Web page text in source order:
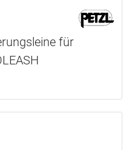
für